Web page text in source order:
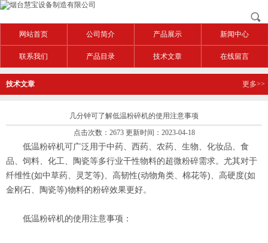
网站首页 公司简介 产品展示 新闻中心
联系我们 产品目录 技术文章 在线留言
技术文章 更多>>
几分钟可了解低温粉碎机的使用注意事项
点击次数：2673 更新时间：2023-04-18
低温粉碎机可广泛用于中药、西药、农药、生物、化妆品、食
品、饲料、化工、陶瓷等多行业干性物料的超微粉碎需求。尤其对于
纤维性(如中草药、灵芝等)、高韧性(动物角类、棉花等)、高硬度(如
金刚石、陶瓷等)物料的粉碎效果更好。
低温粉碎机的使用注意事项：